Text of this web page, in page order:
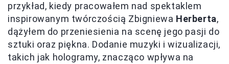
przykład, kiedy pracowałem nad spektaklem
inspirowanym twórczością Zbigniewa Herberta,
dążyłem do przeniesienia na scenę jego pasji do
sztuki oraz piękna. Dodanie muzyki i wizualizacji,
takich jak hologramy, znacząco wpływa na